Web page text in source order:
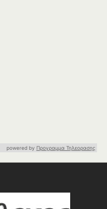
powered by Προγραμμα Τηλεορασης